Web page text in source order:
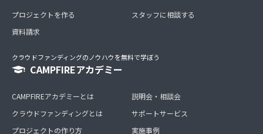
プロジェクトを作る
資料請求
スタッフに相談する
クラウドファンディングのノウハウを無料で学ぼう
CAMPFIREアカデミー
CAMPFIREアカデミーとは
クラウドファンディングとは
プロジェクトの作り方
説明会・相談会
サポートサービス
実施事例